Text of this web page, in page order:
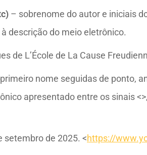
– sobrenome do autor e iniciais
descrição do meio eletrônico.
de L’École de La Cause
nome seguidas de ponto,
apresentado entre os sinais
setembro de 2025. <https://